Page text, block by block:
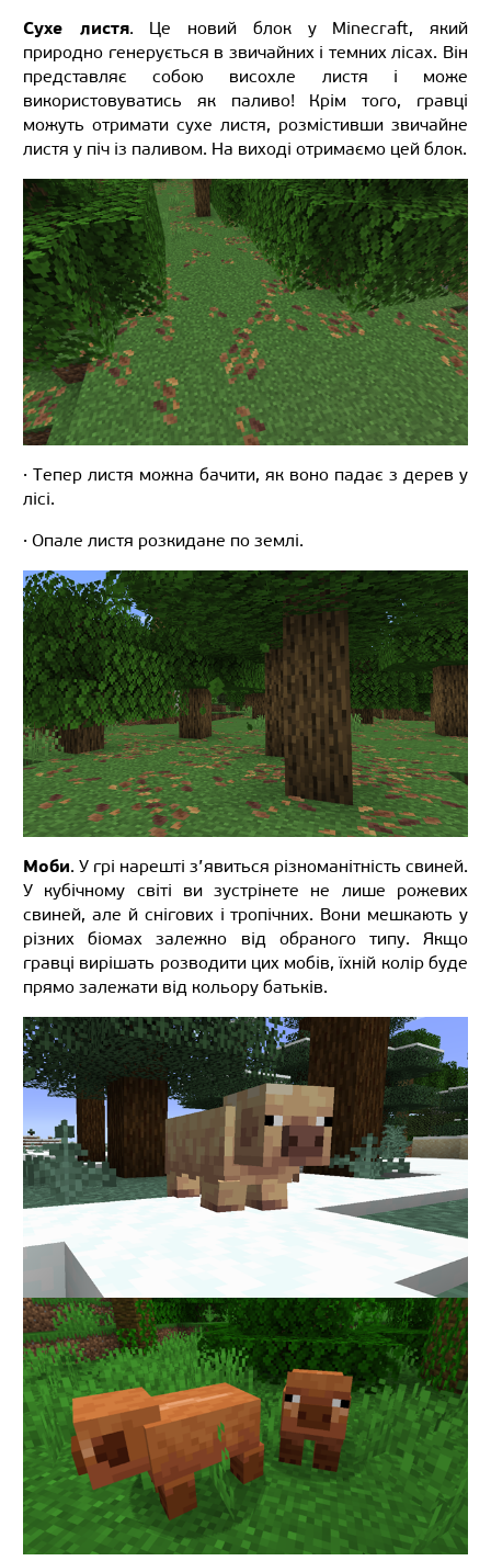
Сухе листя. Це новий блок у Minecraft, який
природно генерується в звичайних і темних лісах. Він
представляє собою висохле листя і може
використовуватись як паливо! Крім того, гравці
можуть отримати сухе листя, розмістивши звичайне
листя у піч із паливом. На виході отримаємо цей блок.
· Тепер листя можна бачити, як воно падає з дерев у
лісі.
· Опале листя розкидане по землі.
Моби. У грі нарешті з’явиться різноманітність свиней.
У кубічному світі ви зустрінете не лише рожевих
свиней, але й снігових і тропічних. Вони мешкають у
різних біомах залежно від обраного типу. Якщо
гравці вирішать розводити цих мобів, їхній колір буде
прямо залежати від кольору батьків.